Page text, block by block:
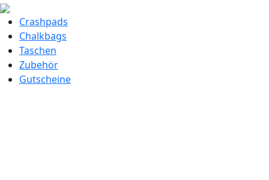
Crashpads
Chalkbags
Taschen
Zubehör
Gutscheine